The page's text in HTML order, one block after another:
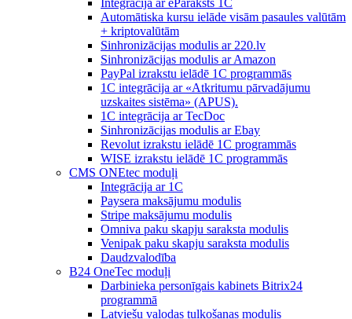
Automātiska kursu ielāde visām pasaules valūtām
+ kriptovalūtām
Sinhronizācijas modulis ar 220.lv
Sinhronizācijas modulis ar Amazon
PayPal izrakstu ielādē 1C programmās
1C integrācija ar «Atkritumu pārvadājumu
uzskaites sistēma» (APUS).
1C integrācija ar TecDoc
Sinhronizācijas modulis ar Ebay
Revolut izrakstu ielādē 1C programmās
WISE izrakstu ielādē 1C programmās
CMS ONEtec moduļi
Integrācija ar 1C
Paysera maksājumu modulis
Stripe maksājumu modulis
Omniva paku skapju saraksta modulis
Venipak paku skapju saraksta modulis
Daudzvalodība
B24 OneTec moduļi
Darbinieka personīgais kabinets Bitrix24
programmā
Latviešu valodas tulkošanas modulis